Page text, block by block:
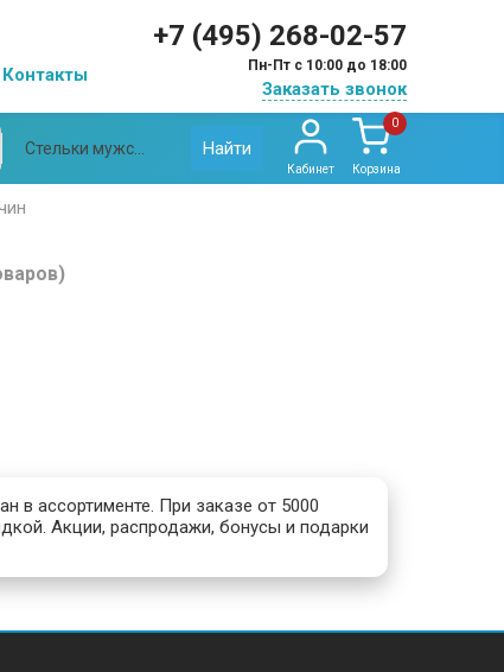
Контакты
+7 (495) 268-02-57
Пн-Пт с 10:00 до 18:00
Заказать звонок
Найти
Кабинет
0
Корзина
в ассортименте. При заказе от 5000
Акции, распродажи, бонусы и подарки